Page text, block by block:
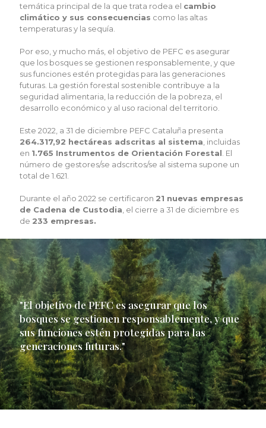
temática principal de la que trata rodea el cambio
climático y sus consecuencias como las altas
temperaturas y la sequía.
Por eso, y mucho más, el objetivo de PEFC es asegurar
que los bosques se gestionen responsablemente, y que
sus funciones estén protegidas para las generaciones
futuras. La gestión forestal sostenible contribuye a la
seguridad alimentaria, la reducción de la pobreza, el
desarrollo económico y al uso racional del territorio.
Este 2022, a 31 de diciembre PEFC Cataluña presenta
264.317,92 hectáreas adscritas al sistema , incluidas
en 1.765 Instrumentos de Orientación Forestal . El
número de gestores/se adscritos/se al sistema supone un
total de 1.621.
Durante el año 2022 se certificaron 21 nuevas empresas
de Cadena de Custodia , el cierre a 31 de diciembre es
de 233 empresas.
"El objetivo de PEFC es asegurar que los
bosques se gestionen responsablemente, y que
sus funciones estén protegidas para las
generaciones futuras."